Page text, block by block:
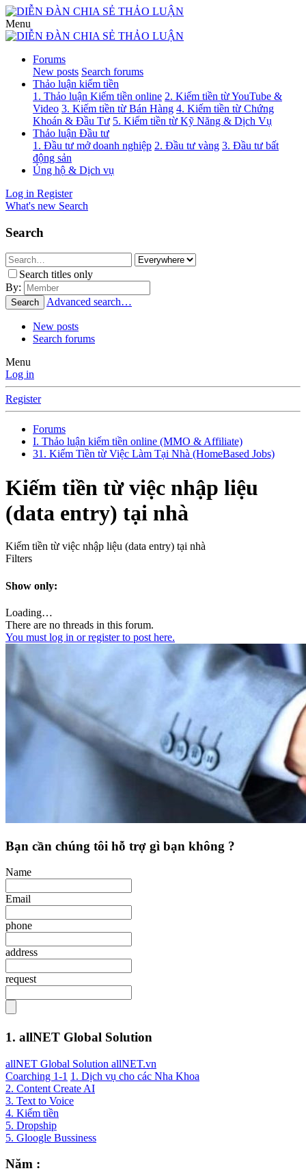
Menu
Forums
New posts Search forums
Thảo luận kiếm tiền
1. Thảo luận Kiếm tiền online 2. Kiếm tiền từ YouTube &
Video 3. Kiếm tiền từ Bán Hàng 4. Kiếm tiền từ Chứng
Khoán & Đầu Tư 5. Kiếm tiền từ Kỹ Năng & Dịch Vụ
Thảo luận Đầu tư
1. Đầu tư mở doanh nghiệp 2. Đầu tư vàng 3. Đầu tư bất
động sản
Ủng hộ & Dịch vụ
Log in Register
What's new Search
Search
Search titles only
By:
Search Advanced search…
New posts
Search forums
Menu
Log in
Register
Forums
I. Thảo luận kiếm tiền online (MMO & Affiliate)
31. Kiếm Tiền từ Việc Làm Tại Nhà (HomeBased Jobs)
Kiếm tiền từ việc nhập liệu
(data entry) tại nhà
Kiếm tiền từ việc nhập liệu (data entry) tại nhà
Filters
Show only:
Loading…
There are no threads in this forum.
You must log in or register to post here.
Bạn cần chúng tôi hỗ trợ gì bạn không ?
Name
Email
phone
address
request
1. allNET Global Solution
allNET Global Solution allNET.vn
Coarching 1-1 1. Dịch vụ cho các Nha Khoa
2. Content Create AI
3. Text to Voice
4. Kiếm tiền
5. Dropship
5. Gloogle Bussiness
Năm :